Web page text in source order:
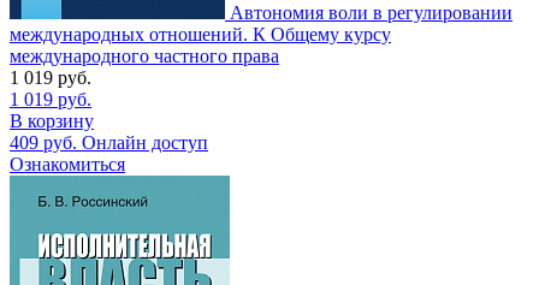
Автономия воли в регулировании
международных отношений. К Общему курсу
международного частного права
1 019 руб.
1 019 руб.
В корзину
409 руб. Онлайн доступ
Ознакомиться